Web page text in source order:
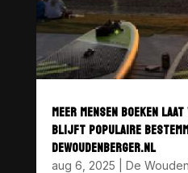
MEER MENSEN BOEKEN
BLIJFT POPULAIRE
DEWOUDENBERGER.NL
aug 6, 2025
De